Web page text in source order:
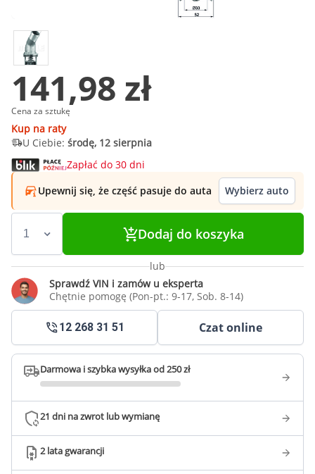
141,98 zł
Cena za sztukę
Kup na raty
U Ciebie: środę, 12 sierpnia
Zapłać do 30 dni
Upewnij się, że część pasuje do auta
Wybierz auto
Dodaj do koszyka
lub
Sprawdź VIN i zamów u eksperta
Chętnie pomogę (Pon-pt.: 9-17, Sob. 8-14)
12 268 31 51 Czat online
Darmowa i szybka wysyłka od 250 zł
21 dni na zwrot lub wymianę
2 lata gwarancji